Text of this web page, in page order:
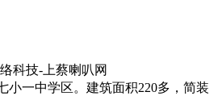
科技-上蔡喇叭网
小一中学区。建筑面积220多，简装